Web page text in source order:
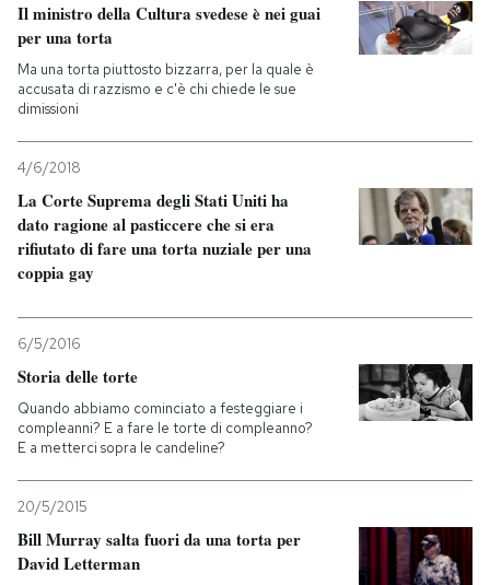
PODCAST
I MIEI PREFERITI
SHOP
CALENDARIO
AREA PERSONALE
Entra
Il ministro della Cultura svedese è nei guai
per una torta
Ma una torta piuttosto bizzarra, per la quale è
accusata di razzismo e c'è chi chiede le sue
dimissioni
4/6/2018
La Corte Suprema degli Stati Uniti ha
dato ragione al pasticcere che si era
rifiutato di fare una torta nuziale per una
coppia gay
6/5/2016
Storia delle torte
Quando abbiamo cominciato a festeggiare i
compleanni? E a fare le torte di compleanno?
E a metterci sopra le candeline?
20/5/2015
Bill Murray salta fuori da una torta per
David Letterman